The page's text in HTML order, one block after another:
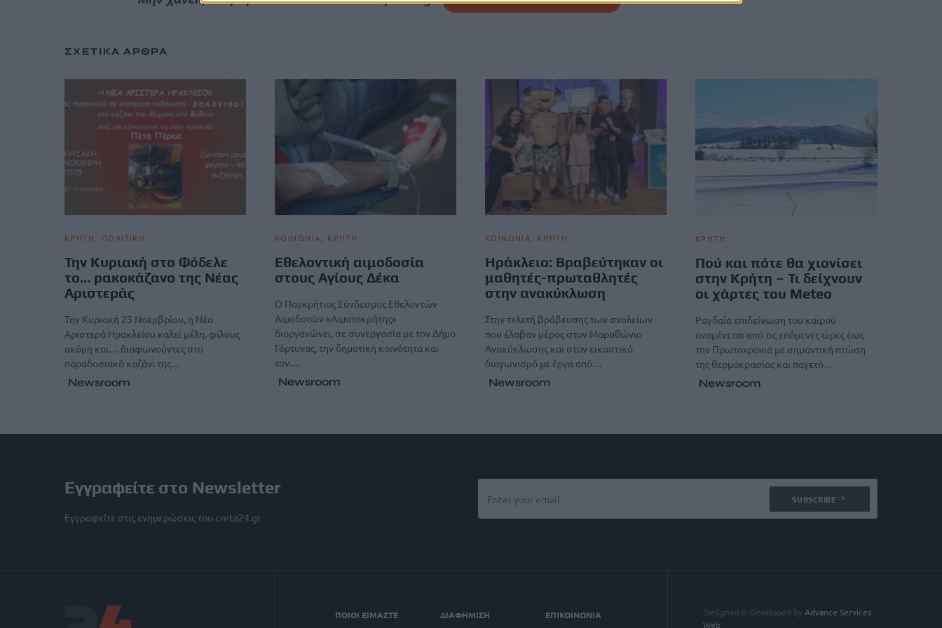
ΣΧΕΤΙΚΆ ΆΡΘΡΑ
ΚΡΗΤΗ ΠΟΛΙΤΙΚΗ
Την Κυριακή στο Φόδελε
το… ρακοκάζανο της Νέας
Αριστεράς
Την Κυριακή 23 Νοεμβρίου, η Νέα
Αριστερά Ηρακλείου καλεί μέλη, φίλους
ακόμη και… διαφωνούντες στο
παραδοσιακό καζάνι της…
Newsroom
ΚΟΙΝΩΝΙΑ ΚΡΗΤΗ
Εθελοντική αιμοδοσία
στους Αγίους Δέκα
Ο Παγκρήτιος Σύνδεσμος Εθελοντών
Αιμοδοτών «Αιματοκρήτης»
διοργανώνει, σε συνεργασία με τον Δήμο
Γόρτυνας, την δημοτική κοινότητα και
τον…
Newsroom
ΚΟΙΝΩΝΙΑ ΚΡΗΤΗ
Hράκλειο: Βραβεύτηκαν οι
μαθητές-πρωταθλητές
στην ανακύκλωση
Στην τελετή βράβευσης των σχολείων
που έλαβαν μέρος στον Μαραθώνιο
Ανακύκλωσης και στον εικαστικό
διαγωνισμό με έργα από…
Newsroom
ΚΡΗΤΗ
Πού και πότε θα χιονίσει
στην Κρήτη – Τι δείχνουν
οι χάρτες του Meteo
Ραγδαία επιδείνωση του καιρού
αναμένεται από τις επόμενες ώρες έως
την Πρωτοχρονιά με σημαντική πτώση
της θερμοκρασίας και παγετό…
Newsroom
Εγγραφείτε στο Newsletter
Εγγραφείτε στις ενημερώσεις του creta24.gr
SUBSCRIBE
ΠΟΙΟΙ ΕΙΜΑΣΤΕ ΔΙΑΦΗΜΙΣΗ ΕΠΙΚΟΙΝΩΝΙΑ Designed & Developed by Advance Services
Web